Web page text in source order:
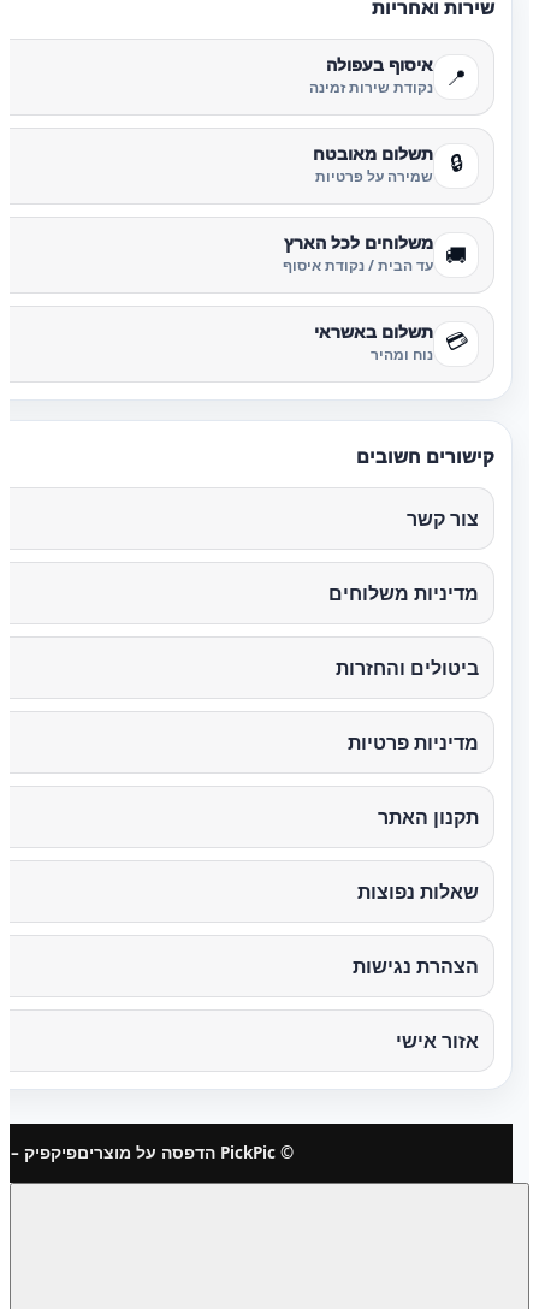
שירות ואחריות
📍 איסוף בעפולה
נקודת שירות זמינה
🔒 תשלום מאובטח
שמירה על פרטיות
🚚 משלוחים לכל הארץ
עד הבית / נקודת איסוף
💳 תשלום באשראי
נוח ומהיר
קישורים חשובים
צור קשר
מדיניות משלוחים
ביטולים והחזרות
מדיניות פרטיות
תקנון האתר
שאלות נפוצות
הצהרת נגישות
אזור אישי
© PickPic הדפסה על מוצרים פיקפיק –